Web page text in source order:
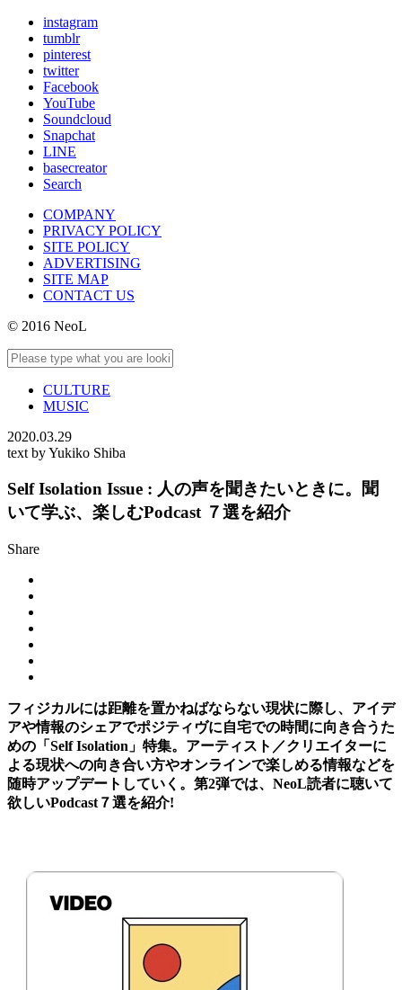
instagram
tumblr
pinterest
twitter
Facebook
YouTube
Soundcloud
Snapchat
LINE
basecreator
Search
COMPANY
PRIVACY POLICY
SITE POLICY
ADVERTISING
SITE MAP
CONTACT US
© 2016 NeoL
CULTURE
MUSIC
2020.03.29
text by Yukiko Shiba
Self Isolation Issue : 人の声を聞きたいときに。聞
いて学ぶ、楽しむPodcast ７選を紹介
Share
フィジカルには距離を置かねばならない現状に際し、アイデ
アや情報のシェアでポジティヴに自宅での時間に向き合うた
めの「Self Isolation」特集。アーティスト／クリエイターに
よる現状への向き合い方やオンラインで楽しめる情報などを
随時アップデートしていく。第2弾では、NeoL読者に聴いて
欲しいPodcast７選を紹介!